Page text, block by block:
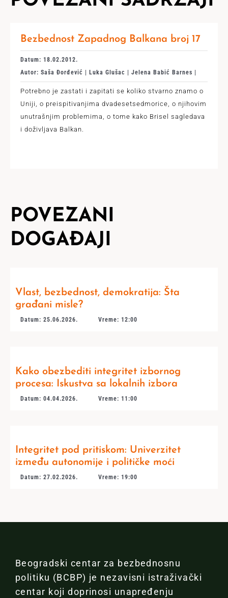
Bezbednost Zapadnog Balkana broj 17
Datum: 18.02.2012.
Autor: Saša Đorđević | Luka Glušac | Jelena Babić Barnes |
Potrebno je zastati i zapitati se koliko stvarno znamo o
Uniji, o preispitivanjima dvadesetsedmorice, o njihovim
unutrašnjim problemima, o tome kako Brisel sagledava
i doživljava Balkan.
POVEZANI
DOGAĐAJI
Vlast, bezbednost, demokratija: Šta
građani misle?
Datum: 25.06.2026. Vreme: 12:00
Kako obezbediti integritet izbornog
procesa: Iskustva sa lokalnih izbora
Datum: 04.04.2026. Vreme: 11:00
Integritet pod pritiskom: Univerzitet
između autonomije i političke moći
Datum: 27.02.2026. Vreme: 19:00
Beogradski centar za bezbednosnu
politiku (BCBP) je nezavisni istraživački
centar koji doprinosi unapređenju